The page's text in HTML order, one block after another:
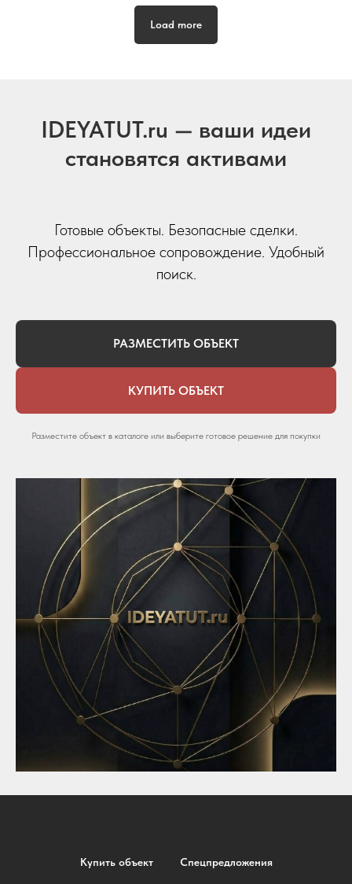
Load more
IDEYATUT.ru — ваши идеи
становятся активами
Готовые объекты. Безопасные сделки.
Профессиональное сопровождение. Удобный
поиск.
РАЗМЕСТИТЬ ОБЪЕКТ
КУПИТЬ ОБЪЕКТ
Разместите объект в каталоге или выберите готовое решение для покупки
Купить объект Спецпредложения